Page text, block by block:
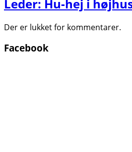
Leder: Hu-hej i
Der er lukket for kommentarer.
Facebook